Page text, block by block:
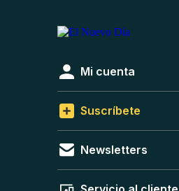
Mi cuenta
Suscríbete
Newsletters